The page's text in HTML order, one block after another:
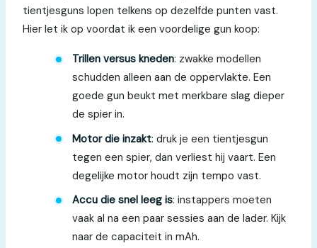
tientjesguns lopen telkens op dezelfde punten vast.
Hier let ik op voordat ik een voordelige gun koop:
Trillen versus kneden: zwakke modellen
schudden alleen aan de oppervlakte. Een
goede gun beukt met merkbare slag dieper
de spier in.
Motor die inzakt: druk je een tientjesgun
tegen een spier, dan verliest hij vaart. Een
degelijke motor houdt zijn tempo vast.
Accu die snel leeg is: instappers moeten
vaak al na een paar sessies aan de lader. Kijk
naar de capaciteit in mAh.